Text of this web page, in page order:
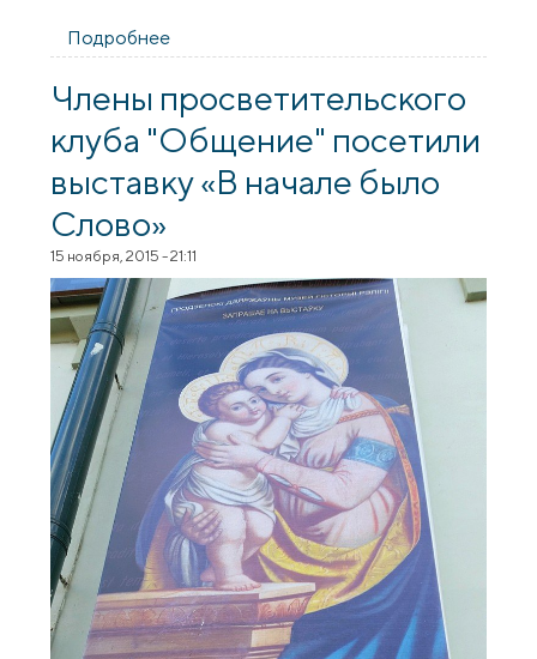
Подробнее
учениками СШ №38 города Гродно
Члены просветительского
клуба "Общение" посетили
выставку «В начале было
Слово»
15 ноября, 2015 - 21:11